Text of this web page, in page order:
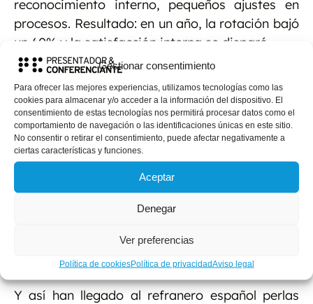
Gestionar consentimiento
Para ofrecer las mejores experiencias, utilizamos tecnologías como las
cookies para almacenar y/o acceder a la información del dispositivo. El
consentimiento de estas tecnologías nos permitirá procesar datos como el
comportamiento de navegación o las identificaciones únicas en este sitio.
No consentir o retirar el consentimiento, puede afectar negativamente a
ciertas características y funciones.
Aceptar
Denegar
Ver preferencias
Política de cookiesPolítica de privacidadAviso legal
reconocimiento interno, pequeños ajustes en
procesos. Resultado: en un año, la rotación bajó
un 60% y la satisfacción interna se disparó.
A veces no hace falta inventar nada nuevo.
Basta con parar y escuchar las ideas de los
otros.
¿Qué son, si no, los refranes?
Frases breves que transmiten la sabiduría
popular gracias a la tradición oral. Si siguen
vivos todavía es porque alguien los dijo en su
otra más, y se mantuvo viva la cadena a lo
largo de los siglos.
Y así han llegado al refranero español perlas